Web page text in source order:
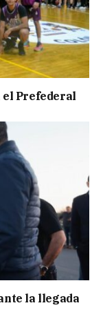
el Prefederal
la llegada